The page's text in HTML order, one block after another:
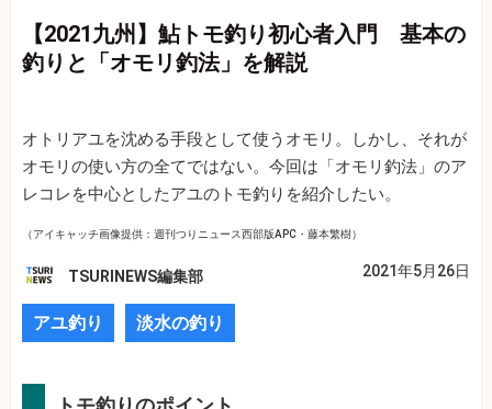
【2021九州】鮎トモ釣り初心者入門 基本の
釣りと「オモリ釣法」を解説
オトリアユを沈める手段として使うオモリ。しかし、それが
オモリの使い方の全てではない。今回は「オモリ釣法」のア
レコレを中心としたアユのトモ釣りを紹介したい。
（アイキャッチ画像提供：週刊つりニュース西部版APC・藤本繁樹）
TSURINEWS編集部 2021年5月26日
アユ釣り 淡水の釣り